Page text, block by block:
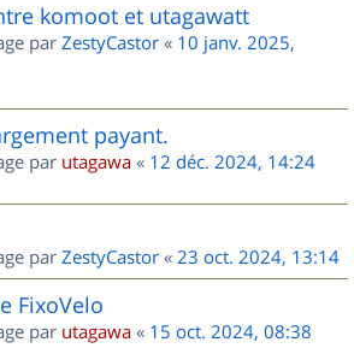
komoot et utagawatt
par ZestyCastor « 10 janv. 2025,
payant.
par utagawa « 12 déc. 2024, 14:24
par ZestyCastor « 23 oct. 2024, 13:14
FixoVelo
par utagawa « 15 oct. 2024, 08:38